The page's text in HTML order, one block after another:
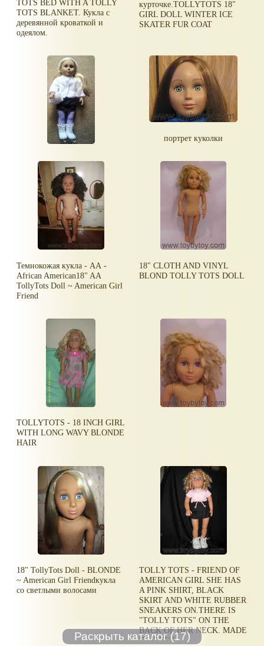
TOTS BED WITH A TOLLY
TOTS BLANKET. Кукла с
деревянной кроваткой и
одеялом.
курточке.TOLLYTOTS 18"
GIRL DOLL WINTER ICE
SKATER FUR COAT
портрет куколки
Темнокожая кукла - АА -
African American18" AA
TollyTots Doll ~ American Girl
Friend
18" CLOTH AND VINYL
BLOND TOLLY TOTS DOLL
TOLLYTOTS - 18 INCH GIRL
WITH LONG WAVY BLONDE
HAIR
18" TollyTots Doll - BLONDE
~ American Girl Friendкукла
со светлыми волосами
TOLLY TOTS - FRIEND OF
AMERICAN GIRL SHE HAS
A PINK SHIRT, BLACK
SKIRT AND WHITE RUBBER
SNEAKERS ON.THERE IS
"TOLLY TOTS" ON THE
BACK OF HER NECK. MADE
IN CHINA.